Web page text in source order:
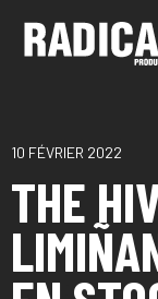
10 FÉVRIER 2022
THE